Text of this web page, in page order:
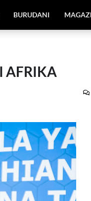
BURUDANI
AFRIKA